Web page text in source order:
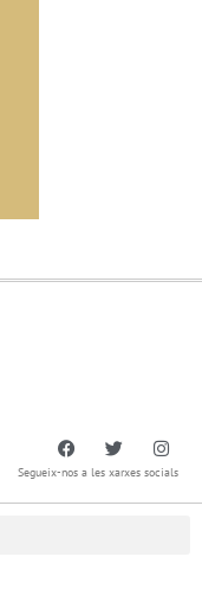
Segueix-nos a les xarxes socials